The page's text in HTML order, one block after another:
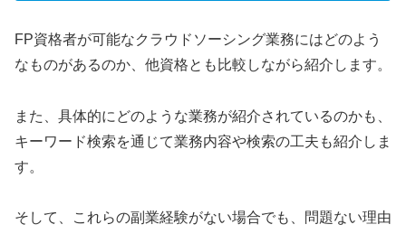
FP資格者が可能なクラウドソーシング業務にはどのよう
なものがあるのか、他資格とも比較しながら紹介します。
また、具体的にどのような業務が紹介されているのかも、
キーワード検索を通じて業務内容や検索の工夫も紹介しま
す。
そして、これらの副業経験がない場合でも、問題ない理由